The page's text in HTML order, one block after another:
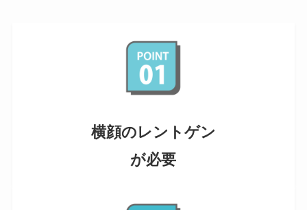
横顔のレントゲン
が必要